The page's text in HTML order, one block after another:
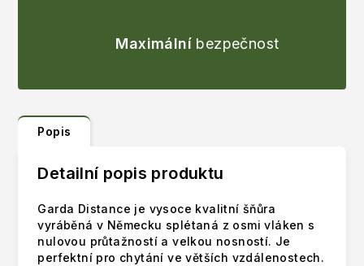
Maximální bezpečnost
Popis
Detailní popis produktu
Garda Distance je vysoce kvalitní šňůra
vyráběná v Německu splétaná z osmi vláken s
nulovou průtažností a velkou nosností. Je
perfektní pro chytání ve větších vzdálenostech.